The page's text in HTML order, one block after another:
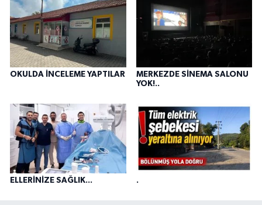
OKULDA İNCELEME YAPTILAR
MERKEZDE SİNEMA SALONU
YOK!..
ELLERİNİZE SAĞLIK... .